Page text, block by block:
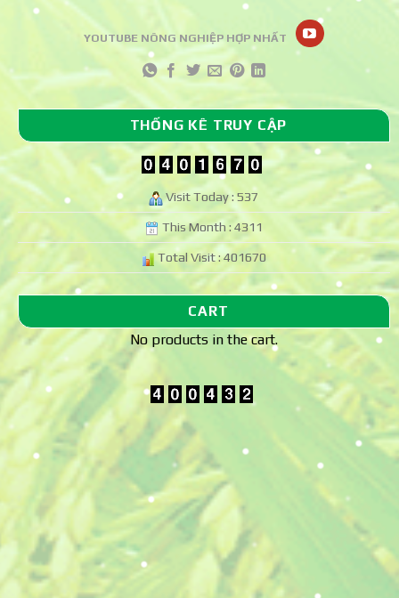
YOUTUBE NÔNG NGHIỆP HỢP NHẤT
THỐNG KÊ TRUY CẬP
Visit Today : 537
This Month : 4311
Total Visit : 401670
CART
No products in the cart.